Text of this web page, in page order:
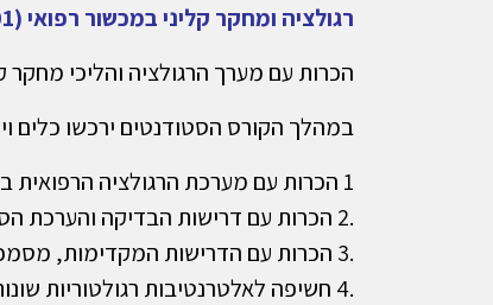
רגולציה ומחקר קליני במכשור רפואי (336001)
הכרות עם מערך הרגולציה והליכי מחקר
במהלך הקורס הסטודנטים ירכשו כלים
1 הכרות עם מערכת הרגולציה הרפואית בארה"ב אירופה וישראל.
.2 הכרות עם דרישות הבדיקה והערכת הסיכונים החלות על תהליכי הפיתוח של מכשור רפואי.
.3 הכרות עם הדרישות המקדימות, מסמכי ההגשה ויישום מחקרים קליניים.
.4 חשיפה לאלטרנטיבות רגולטוריות שונות לאישור אותו מכשיר והבנת יחסי הגומלין בין פרוטוקול המחקר הקליני